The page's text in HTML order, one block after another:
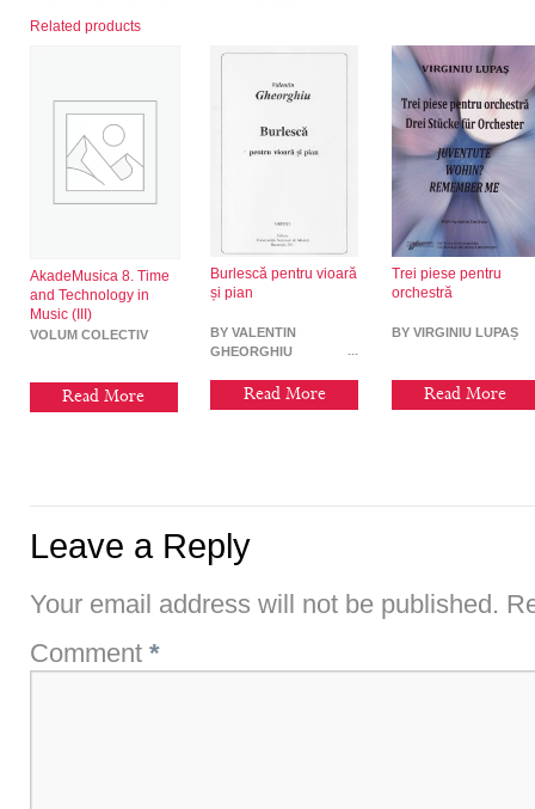
Related products
AkadeMusica 8. Time
and Technology in
Music (III)
VOLUM COLECTIV
Read More
Burlescă pentru vioară
și pian
BY VALENTIN
GHEORGHIU
Read More
Trei piese pentru
orchestră
BY VIRGINIU LUPAȘ
Read More
Leave a Reply
Your email address will not be published.
Comment *